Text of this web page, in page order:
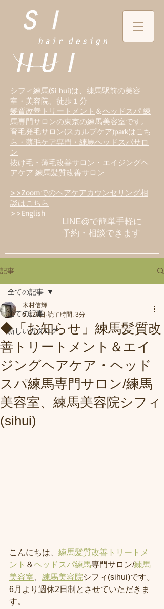
シフィ練馬(Si hui)は、 練馬駅前の美容
室・美容院、徒歩１分
髪質改善トリートメント ＆ヘッドスパ 練
馬専門サロンの東京の練馬美容室です。
育毛発毛サロン(スカルプケア)parkはこち
ら・薄毛ケア専門・練馬ヘッドスパサロ
ン
抜け毛・薄毛改善サロン・ エイジングヘ
アケア 練馬髪質改善サロン
>>Zoomでのヘアケアカウンセリング相
談はこちら
>>English
LINE@で簡単手軽に
予約・相談できます
記事
全ての記事
新しいカタログ
全ての記事
◆「お知らせ」練馬髪質改
善トリートメント＆エイ
ジングヘアケア・ヘッド
スパ練馬専門サロン/練馬
美容室、練馬美容院シフィ
(sihui)
木村信輝
5月20日 読了時間: 3分
こんにちは、 練馬髪質改善トリートメ
ント ＆ヘッドスパ練馬専門サロン/練馬
美容室、 練馬美容院シフィ(sihui)です。
6月より週休2日制とさせていただきま
す。